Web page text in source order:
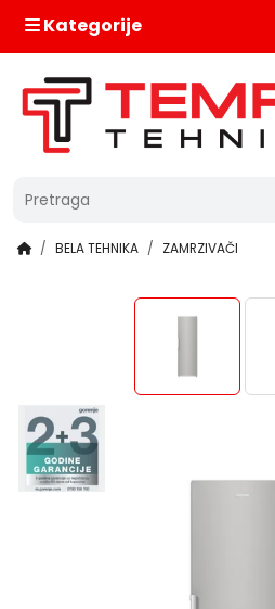
Kategorije
BELA TEHNIKA ZAMRZIVAČI